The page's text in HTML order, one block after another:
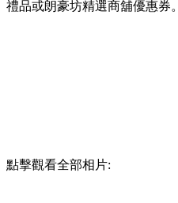
禮品或朗豪坊精選商舖優惠券。
點擊觀看全部相片: